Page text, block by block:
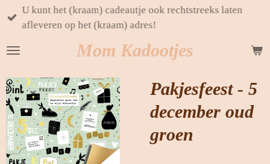
Ga
direct
de
Mom Kadootjes
U kunt het (kraam) cadeautje ook rechtstreeks laten
afleveren op het (kraam) adres!
Pakjesfeest - 5
december oud
groen